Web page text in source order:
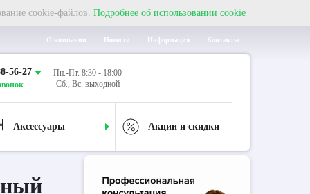
cookie-файлов. Подробнее об использовании cookie
О компании Новости Информация Контакты
56-27
Пн.-Пт. 8:30 - 18:00
Сб., Вс. выходной
Аксессуары Акции и скидки